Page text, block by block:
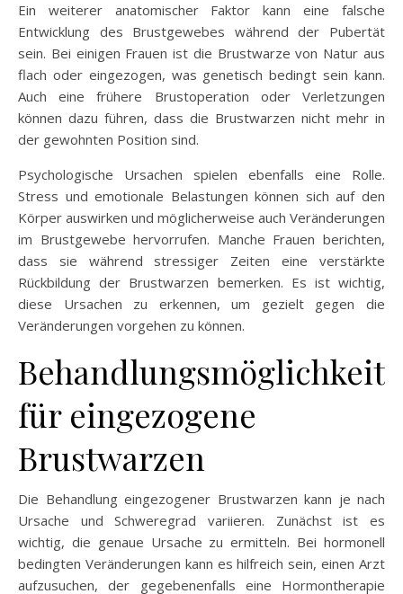
Ein weiterer anatomischer Faktor kann eine falsche
Entwicklung des Brustgewebes während der Pubertät
sein. Bei einigen Frauen ist die Brustwarze von Natur aus
flach oder eingezogen, was genetisch bedingt sein kann.
Auch eine frühere Brustoperation oder Verletzungen
können dazu führen, dass die Brustwarzen nicht mehr in
der gewohnten Position sind.
Psychologische Ursachen spielen ebenfalls eine Rolle.
Stress und emotionale Belastungen können sich auf den
Körper auswirken und möglicherweise auch Veränderungen
im Brustgewebe hervorrufen. Manche Frauen berichten,
dass sie während stressiger Zeiten eine verstärkte
Rückbildung der Brustwarzen bemerken. Es ist wichtig,
diese Ursachen zu erkennen, um gezielt gegen die
Veränderungen vorgehen zu können.
für eingezogene
Brustwarzen
Die Behandlung eingezogener Brustwarzen kann je nach
Ursache und Schweregrad variieren. Zunächst ist es
wichtig, die genaue Ursache zu ermitteln. Bei hormonell
bedingten Veränderungen kann es hilfreich sein, einen Arzt
aufzusuchen, der gegebenenfalls eine Hormontherapie